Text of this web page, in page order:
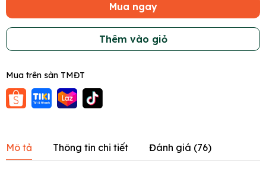
Mua ngay
Thêm vào giỏ
Mua trên sàn TMĐT
Mô tả Thông tin chi tiết Đánh giá (76)